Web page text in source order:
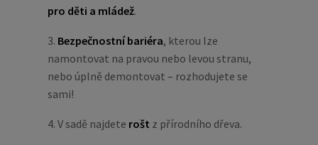
pro děti a mládež.
3. Bezpečnostní bariéra, kterou lze
namontovat na pravou nebo levou stranu,
nebo úplně demontovat – rozhodujete se
sami!
4. V sadě najdete rošt z přírodního dřeva.